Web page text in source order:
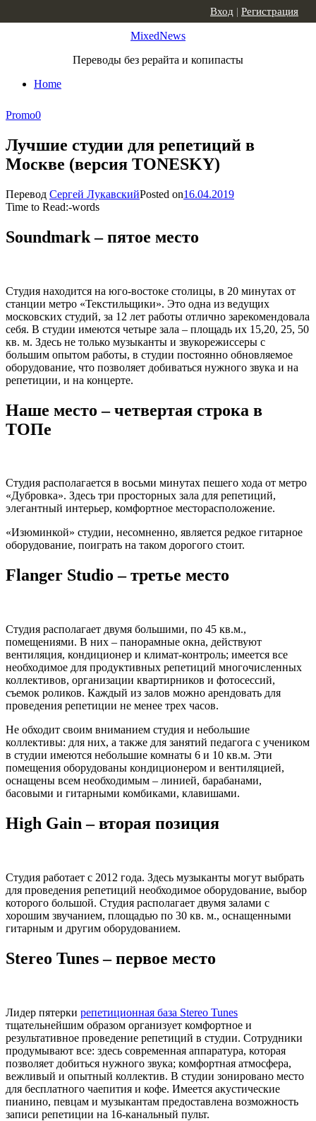
MixedNews
Переводы без рерайта и копипасты
Home
Вход | Регистрация
Promo0
Лучшие студии для репетиций в
Москве (версия TONESKY)
Перевод Сергей ЛукавскийPosted on16.04.2019
Time to Read:-words
Soundmark – пятое место
Студия находится на юго-востоке столицы, в 20 минутах от
станции метро «Текстильщики». Это одна из ведущих
московских студий, за 12 лет работы отлично зарекомендовала
себя. В студии имеются четыре зала – площадь их 15,20, 25, 50
кв. м. Здесь не только музыканты и звукорежиссеры с
большим опытом работы, в студии постоянно обновляемое
оборудование, что позволяет добиваться нужного звука и на
репетиции, и на концерте.
Наше место – четвертая строка в
ТОПе
Студия располагается в восьми минутах пешего хода от метро
«Дубровка». Здесь три просторных зала для репетиций,
элегантный интерьер, комфортное месторасположение.
«Изюминкой» студии, несомненно, является редкое гитарное
оборудование, поиграть на таком дорогого стоит.
Flanger Studio – третье место
Студия располагает двумя большими, по 45 кв.м.,
помещениями. В них – панорамные окна, действуют
вентиляция, кондиционер и климат-контроль; имеется все
необходимое для продуктивных репетиций многочисленных
коллективов, организации квартирников и фотосессий,
съемок роликов. Каждый из залов можно арендовать для
проведения репетиции не менее трех часов.
Не обходит своим вниманием студия и небольшие
коллективы: для них, а также для занятий педагога с учеником
в студии имеются небольшие комнаты 6 и 10 кв.м. Эти
помещения оборудованы кондиционером и вентиляцией,
оснащены всем необходимым – линией, барабанами,
басовыми и гитарными комбиками, клавишами.
High Gain – вторая позиция
Студия работает с 2012 года. Здесь музыканты могут выбрать
для проведения репетиций необходимое оборудование, выбор
которого большой. Студия располагает двумя залами с
хорошим звучанием, площадью по 30 кв. м., оснащенными
гитарным и другим оборудованием.
Stereo Tunes – первое место
Лидер пятерки репетиционная база Stereo Tunes
тщательнейшим образом организует комфортное и
результативное проведение репетиций в студии. Сотрудники
продумывают все: здесь современная аппаратура, которая
позволяет добиться нужного звука; комфортная атмосфера,
вежливый и опытный коллектив. В студии зонировано место
для бесплатного чаепития и кофе. Имеется акустические
пианино, певцам и музыкантам предоставлена возможность
записи репетиции на 16-канальный пульт.